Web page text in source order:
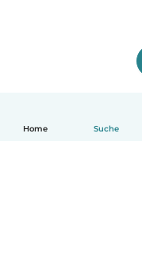
Home Suche